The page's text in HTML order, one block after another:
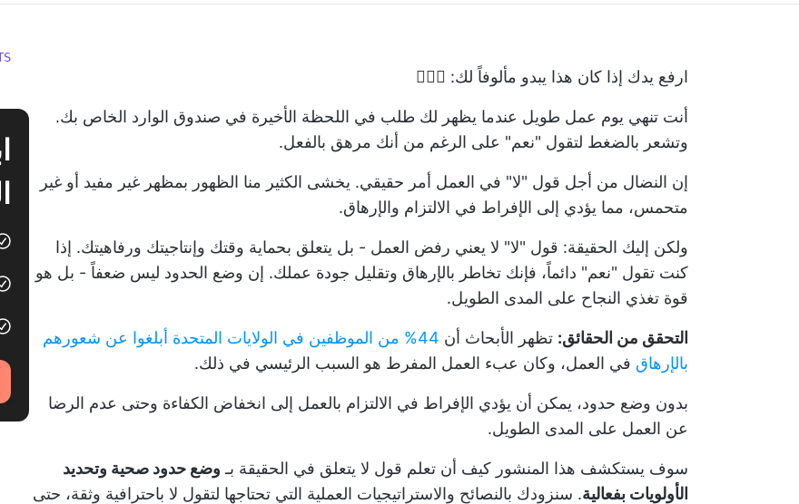
ارفع يدك إذا كان هذا يبدو مألوفاً لك: 🙋🏻‍♀️
أنت تنهي يوم عمل طويل عندما يظهر لك طلب في اللحظة الأخيرة في صندوق الوارد الخاص بك.
وتشعر بالضغط لتقول "نعم" على الرغم من أنك مرهق بالفعل.
إن النضال من أجل قول "لا" في العمل أمر حقيقي. يخشى الكثير منا الظهور بمظهر غير مفيد أو غير
متحمس، مما يؤدي إلى الإفراط في الالتزام والإرهاق.
ولكن إليك الحقيقة: قول "لا" لا يعني رفض العمل - بل يتعلق بحماية وقتك وإنتاجيتك ورفاهيتك. إذا
كنت تقول "نعم" دائماً، فإنك تخاطر بالإرهاق وتقليل جودة عملك. إن وضع الحدود ليس ضعفاً - بل هو
قوة تغذي النجاح على المدى الطويل.
التحقق من الحقائق: تظهر الأبحاث أن
44% من الموظفين في الولايات المتحدة أبلغوا عن شعورهم
بالإرهاق في العمل، وكان عبء العمل المفرط هو السبب الرئيسي في ذلك.
بدون وضع حدود، يمكن أن يؤدي الإفراط في الالتزام بالعمل إلى انخفاض الكفاءة وحتى عدم الرضا
عن العمل على المدى الطويل.
سوف يستكشف هذا المنشور كيف أن تعلم قول لا يتعلق في الحقيقة بـ وضع حدود صحية وتحديد
الأولويات بفعالية. سنزودك بالنصائح والاستراتيجيات العملية التي تحتاجها لتقول لا باحترافية وثقة، حتى